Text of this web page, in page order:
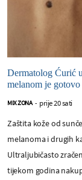
Dermatolog Ćurić
melanom je
MIX ZONA - prije 20 sati
Zaštita kože od
melanoma i drugih
Ultraljubičasto
tijekom godina